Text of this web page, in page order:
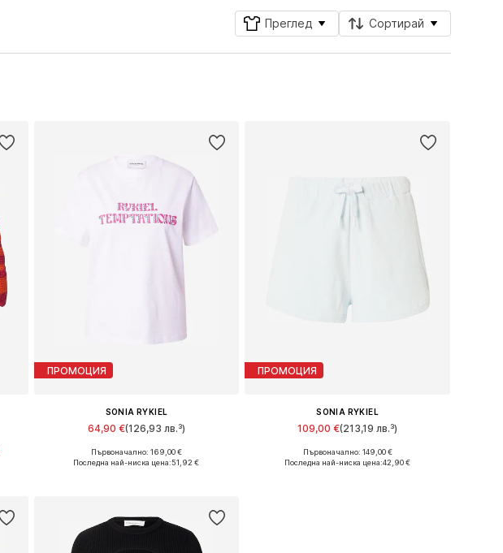
Преглед Сортирай
ПРОМОЦИЯ
SONIA RYKIEL
64,90 €(126,93 лв.³)
Налични размери: XS
Първоначално: 169,00 €
Последна най-ниска цена:51,92 €
ПРОМОЦИЯ
SONIA RYKIEL
109,00 €(213,19 лв.³)
Налични размери: 36
Първоначално: 149,00 €
Последна най-ниска цена:42,90 €